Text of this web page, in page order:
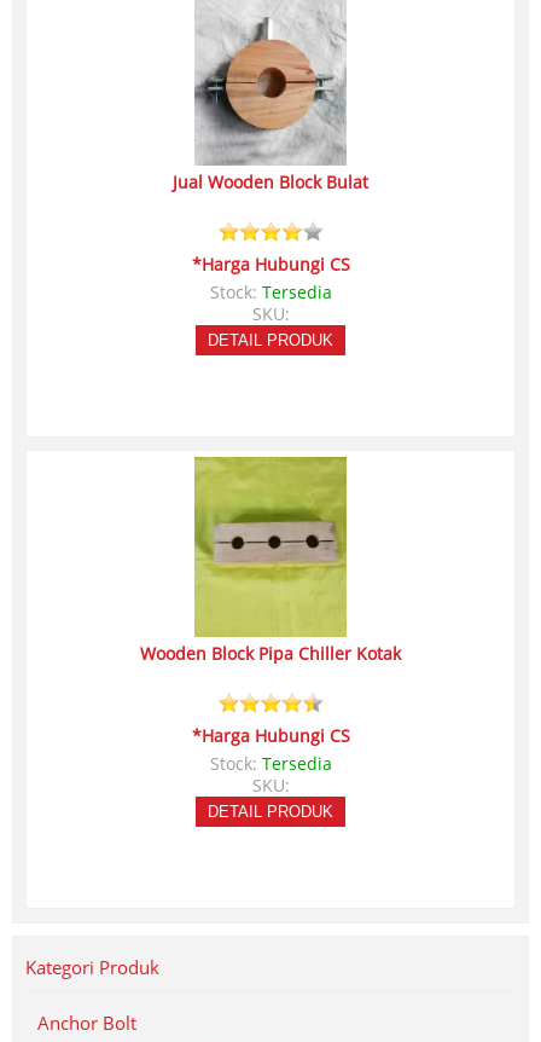
Jual Wooden Block Bulat
*Harga Hubungi CS
Stock: Tersedia
SKU:
DETAIL PRODUK
Wooden Block Pipa Chiller Kotak
*Harga Hubungi CS
Stock: Tersedia
SKU:
DETAIL PRODUK
Kategori Produk
Anchor Bolt